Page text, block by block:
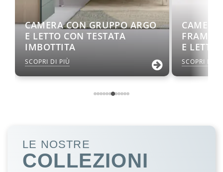
CAMERA CON GRUPPO ARGO
E LETTO CON TESTATA
IMBOTTITA
SCOPRI DI PIÙ
FRAME
E
SCOPRI DI
LE NOSTRE
COLLEZIONI